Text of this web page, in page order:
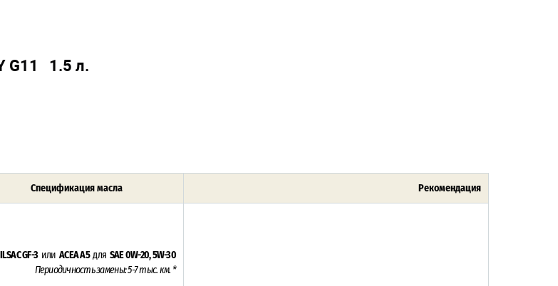
G11 1.5 л.
Спецификация масла Рекомендация
ILSAC GF-3илиACEA A5для SAE 0W-20, 5W-30
Периодичность замены: 5-7 тыс. км. *